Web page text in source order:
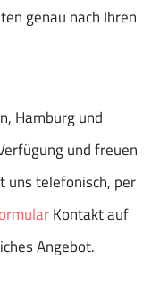
genau nach Ihren
Hamburg und
und freuen
uns telefonisch, per
Kontakt auf
Angebot.